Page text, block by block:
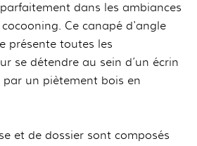
dans les ambiances
Ce canapé d'angle
présente toutes les
se détendre au sein d’un écrin
un piètement bois en
et de dossier sont composés